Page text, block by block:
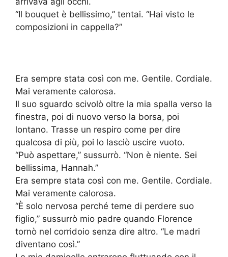
“Il bouquet è bellissimo,” tentai. “Hai visto le
composizioni in cappella?”
Era sempre stata così con me. Gentile. Cordiale.
Mai veramente calorosa.
Il suo sguardo scivolò oltre la mia spalla verso la
finestra, poi di nuovo verso la borsa, poi
lontano. Trasse un respiro come per dire
qualcosa di più, poi lo lasciò uscire vuoto.
“Può aspettare,” sussurrò. “Non è niente. Sei
bellissima, Hannah.”
Era sempre stata così con me. Gentile. Cordiale.
Mai veramente calorosa.
“È solo nervosa perché teme di perdere suo
figlio,” sussurrò mio padre quando Florence
tornò nel corridoio senza dire altro. “Le madri
diventano così.”